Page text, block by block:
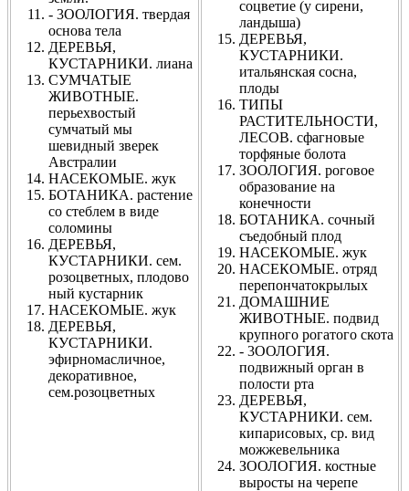
- 3ООЛОГИЯ. твердая
основа тела
ДЕРЕВЬЯ,
КУСТАРНИКИ. лиана
СУМЧАТЫЕ
ЖИВОТНЫЕ.
перьехвостый
сумчатый мы
шевидный зверек
Австралии
НАСЕКОМЫЕ. жук
БОТАНИКА. растение
со стеблем в виде
соломины
ДЕРЕВЬЯ,
КУСТАРНИКИ. сем.
розоцветных, плодово
ный кустарник
НАСЕКОМЫЕ. жук
ДЕРЕВЬЯ,
КУСТАРНИКИ.
эфирномасличное,
декоративное,
сем.розоцветных
соцветие (у сирени,
ландыша)
ДЕРЕВЬЯ,
КУСТАРНИКИ.
итальянская сосна,
плоды
ТИПЫ
РАСТИТЕЛЬНОСТИ,
ЛЕСОВ. сфагновые
торфяные болота
ЗООЛОГИЯ. роговое
образование на
конечности
БОТАНИКА. сочный
съедобный плод
НАСЕКОМЫЕ. жук
НАСЕКОМЫЕ. отряд
перепончатокрылых
ДОМАШНИЕ
ЖИВОТНЫЕ. подвид
крупного рогатого скота
- 3ООЛОГИЯ.
подвижный орган в
полости рта
ДЕРЕВЬЯ,
КУСТАРНИКИ. сем.
кипарисовых, ср. вид
можжевельника
ЗООЛОГИЯ. костные
выросты на черепе